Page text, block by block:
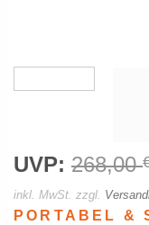
UVP: 268,00
inkl. MwSt. zzgl.
PORTABEL &